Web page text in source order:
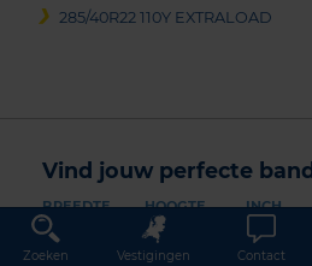
285/40R22 110Y EXTRALOAD
Vind jouw perfecte band
BREEDTE
kies
HOOGTE
kies
INCH
kies
Zoeken Vestigingen Contact